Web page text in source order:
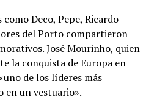
Deco, Pepe, Ricardo
del Porto compartieron
José Mourinho, quien
la conquista de Europa en
de los líderes más
en un vestuario».